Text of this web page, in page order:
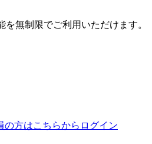
無制限でご利用いただけます。
の方はこちらからログイン